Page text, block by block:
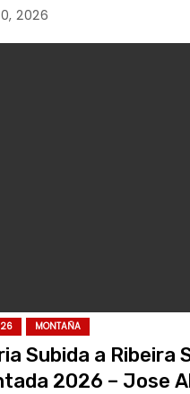
2026
MONTAÑA
Subida a Ribeira
2026 – Jose